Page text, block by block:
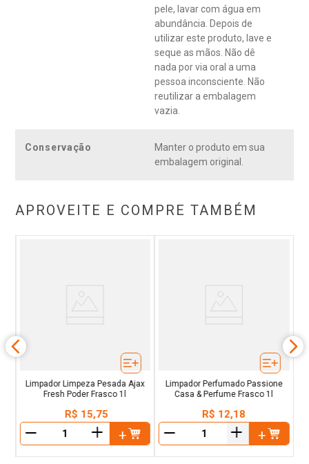
pele, lavar com água em
abundância. Depois de
utilizar este produto, lave e
seque as mãos. Não dê
nada por via oral a uma
pessoa inconsciente. Não
reutilizar a embalagem
vazia.
Conservação
Manter o produto em sua
embalagem original.
APROVEITE E COMPRE TAMBÉM
Limpador Limpeza Pesada Ajax
Fresh Poder Frasco 1l
R$ 15,75
＋
Limpador Perfumado Passione
Casa & Perfume Frasco 1l
R$ 12,18
＋